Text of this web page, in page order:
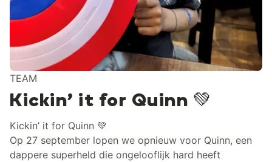
TEAM
Kickin’ it for Quinn 💚
Kickin’ it for Quinn 💚
Op 27 september lopen we opnieuw voor Quinn, een
dappere superheld die ongelooflijk hard heeft